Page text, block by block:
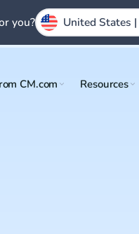
CM.com Resources
you? United States |